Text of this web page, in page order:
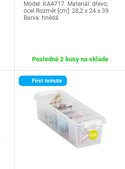
Model: KA4717 Materiál: dřevo,
ocel Rozměr [cm]: 28,2 x 24 x 39
Barva: hnědá
Posledné 2 kusy na sklade
First minute